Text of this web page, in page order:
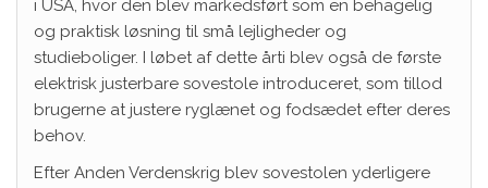
i USA, hvor den blev markedsført som en behagelig
og praktisk løsning til små lejligheder og
studieboliger. I løbet af dette årti blev også de første
elektrisk justerbare sovestole introduceret, som tillod
brugerne at justere ryglænet og fodsædet efter deres
behov.
Efter Anden Verdenskrig blev sovestolen yderligere